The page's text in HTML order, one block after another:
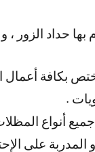
حداد الزور ،
بكافة
.
جميع أنواع
على